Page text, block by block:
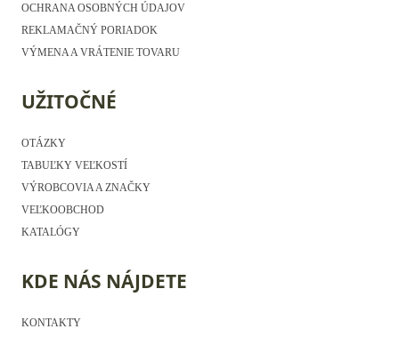
OCHRANA OSOBNÝCH ÚDAJOV
REKLAMAČNÝ PORIADOK
VÝMENA A VRÁTENIE TOVARU
UŽITOČNÉ
OTÁZKY
TABUĽKY VEĽKOSTÍ
VÝROBCOVIA A ZNAČKY
VEĽKOOBCHOD
KATALÓGY
KDE NÁS NÁJDETE
KONTAKTY